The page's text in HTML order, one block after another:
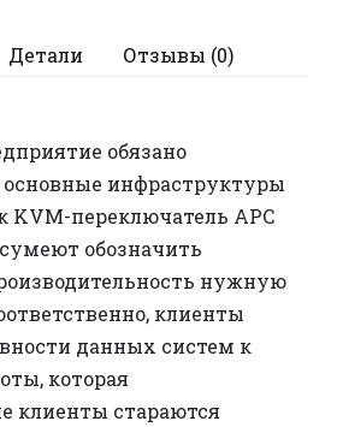
Детали Отзывы (0)
обязано
основные инфраструктуры
KVM-переключатель APC
обозначить
нужную
клиенты
данных систем к
которая
клиенты стараются